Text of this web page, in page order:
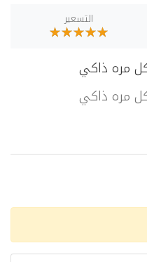
التسعير
مره ذاكي
مره ذاكي